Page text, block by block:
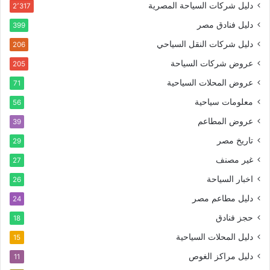
دليل شركات السياحة المصرية 2٬317
دليل فنادق مصر 399
دليل شركات النقل السياحي 206
عروض شركات السياحة 205
عروض المحلات السياحية 71
معلومات سياحية 56
عروض المطاعم 39
تاريخ مصر 29
غير مصنف 27
اخبار السياحة 26
دليل مطاعم مصر 24
حجز فنادق 18
دليل المحلات السياحية 15
دليل مراكز الغوص 11